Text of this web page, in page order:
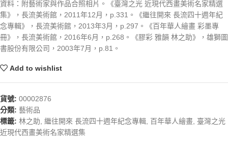
資料：附藝術家與作品合照相片。《臺灣之光 近現代西畫美術名家精選
集》，長流美術館，2011年12月，p.331。《繼往開來 長流四十週年紀
念專輯》，長流美術館，2013年3月，p.297。《百年華人繪畫 彩墨專
冊》，長流美術館，2016年6月，p.268。《膠彩 雅韻 林之助》，雄獅圖
書股份有限公司，2003年7月，p.81。
Add to wishlist
貨號: 00002876
分類: 藝術品
標籤: 林之助 繼往開來 長流四十週年紀念專輯 百年華人繪畫 臺灣之光
近現代西畫美術名家精選集